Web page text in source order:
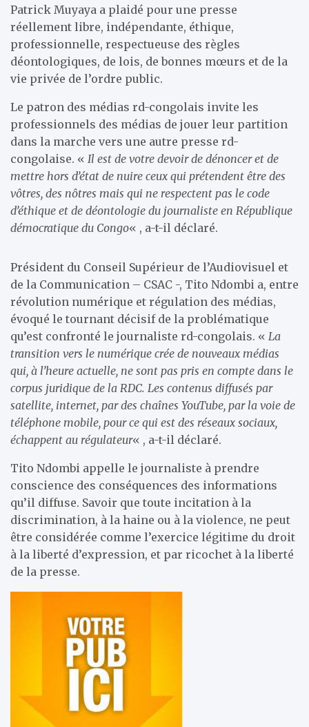
Patrick Muyaya a plaidé pour une presse
réellement libre, indépendante, éthique,
professionnelle, respectueuse des règles
déontologiques, de lois, de bonnes mœurs et de la
vie privée de l’ordre public.
Le patron des médias rd-congolais invite les
professionnels des médias de jouer leur partition
dans la marche vers une autre presse rd-
congolaise. « Il est de votre devoir de dénoncer et de
mettre hors d’état de nuire ceux qui prétendent être des
vôtres, des nôtres mais qui ne respectent pas le code
d’éthique et de déontologie du journaliste en République
démocratique du Congo« , a-t-il déclaré.
Président du Conseil Supérieur de l’Audiovisuel et
de la Communication – CSAC -, Tito Ndombi a, entre
révolution numérique et régulation des médias,
évoqué le tournant décisif de la problématique
qu’est confronté le journaliste rd-congolais. « La
transition vers le numérique crée de nouveaux médias
qui, à l’heure actuelle, ne sont pas pris en compte dans le
corpus juridique de la RDC. Les contenus diffusés par
satellite, internet, par des chaînes YouTube, par la voie de
téléphone mobile, pour ce qui est des réseaux sociaux,
échappent au régulateur« , a-t-il déclaré.
Tito Ndombi appelle le journaliste à prendre
conscience des conséquences des informations
qu’il diffuse. Savoir que toute incitation à la
discrimination, à la haine ou à la violence, ne peut
être considérée comme l’exercice légitime du droit
à la liberté d’expression, et par ricochet à la liberté
de la presse.